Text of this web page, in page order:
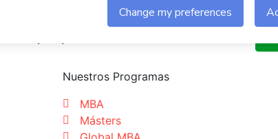
Nuestros Programas
MBA
Másters